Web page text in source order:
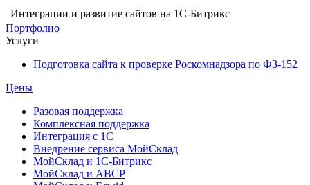
Интеграции и развитие сайтов на 1С-Битрикс
Портфолио
Услуги
Подготовка сайта к проверке Роскомнадзора по ФЗ-152
Цены
Разовая поддержка
Комплексная поддержка
Интеграция с 1С
Внедрение сервиса МойСклад
МойСклад и 1С-Битрикс
МойСклад и ABCP